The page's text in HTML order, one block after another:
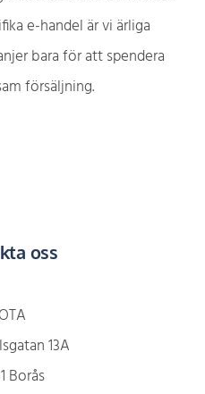
e-handel är vi ärliga
bara för att spendera
försäljning.
oss
13A
Borås